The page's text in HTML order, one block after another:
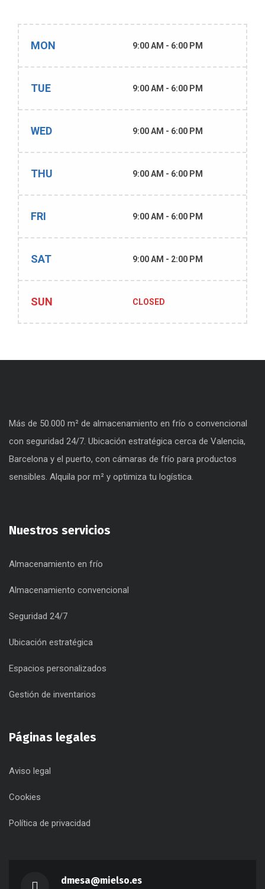
MON 9:00 AM - 6:00 PM
TUE 9:00 AM - 6:00 PM
WED 9:00 AM - 6:00 PM
THU 9:00 AM - 6:00 PM
FRI 9:00 AM - 6:00 PM
SAT 9:00 AM - 2:00 PM
SUN CLOSED
Más de 50.000 m² de almacenamiento en frío o convencional
con seguridad 24/7. Ubicación estratégica cerca de Valencia,
Barcelona y el puerto, con cámaras de frío para productos
sensibles. Alquila por m² y optimiza tu logística.
Nuestros servicios
Almacenamiento en frío
Almacenamiento convencional
Seguridad 24/7
Ubicación estratégica
Espacios personalizados
Gestión de inventarios
Páginas legales
Aviso legal
Cookies
Política de privacidad
dmesa@mielso.es